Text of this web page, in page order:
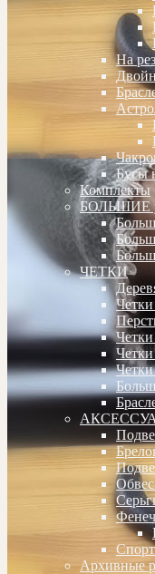
На
Бусы
Комплекты
БОЛЬШИЕ
ЧЕТКИ
Четки
Архивные